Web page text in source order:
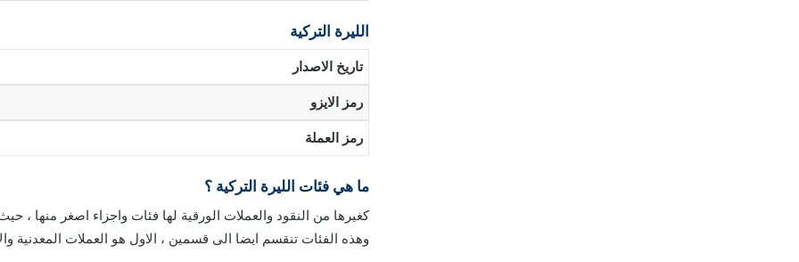
الليرة التركية
تاريخ الاصدار
رمز الايزو
رمز العملة
ما هي فئات الليرة التركية ؟
كغيرها من النقود والعملات الورقية لها فئات واجزاء اصغر منها ،
وهذه الفئات تنقسم ايضا الى قسمين ، الاول هو العملات المعدنية